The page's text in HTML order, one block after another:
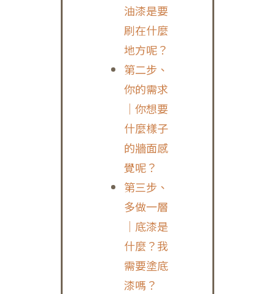
油漆是要
刷在什麼
地方呢？
第二步、
你的需求
｜你想要
什麼樣子
的牆面感
覺呢？
第三步、
多做一層
｜底漆是
什麼？我
需要塗底
漆嗎？